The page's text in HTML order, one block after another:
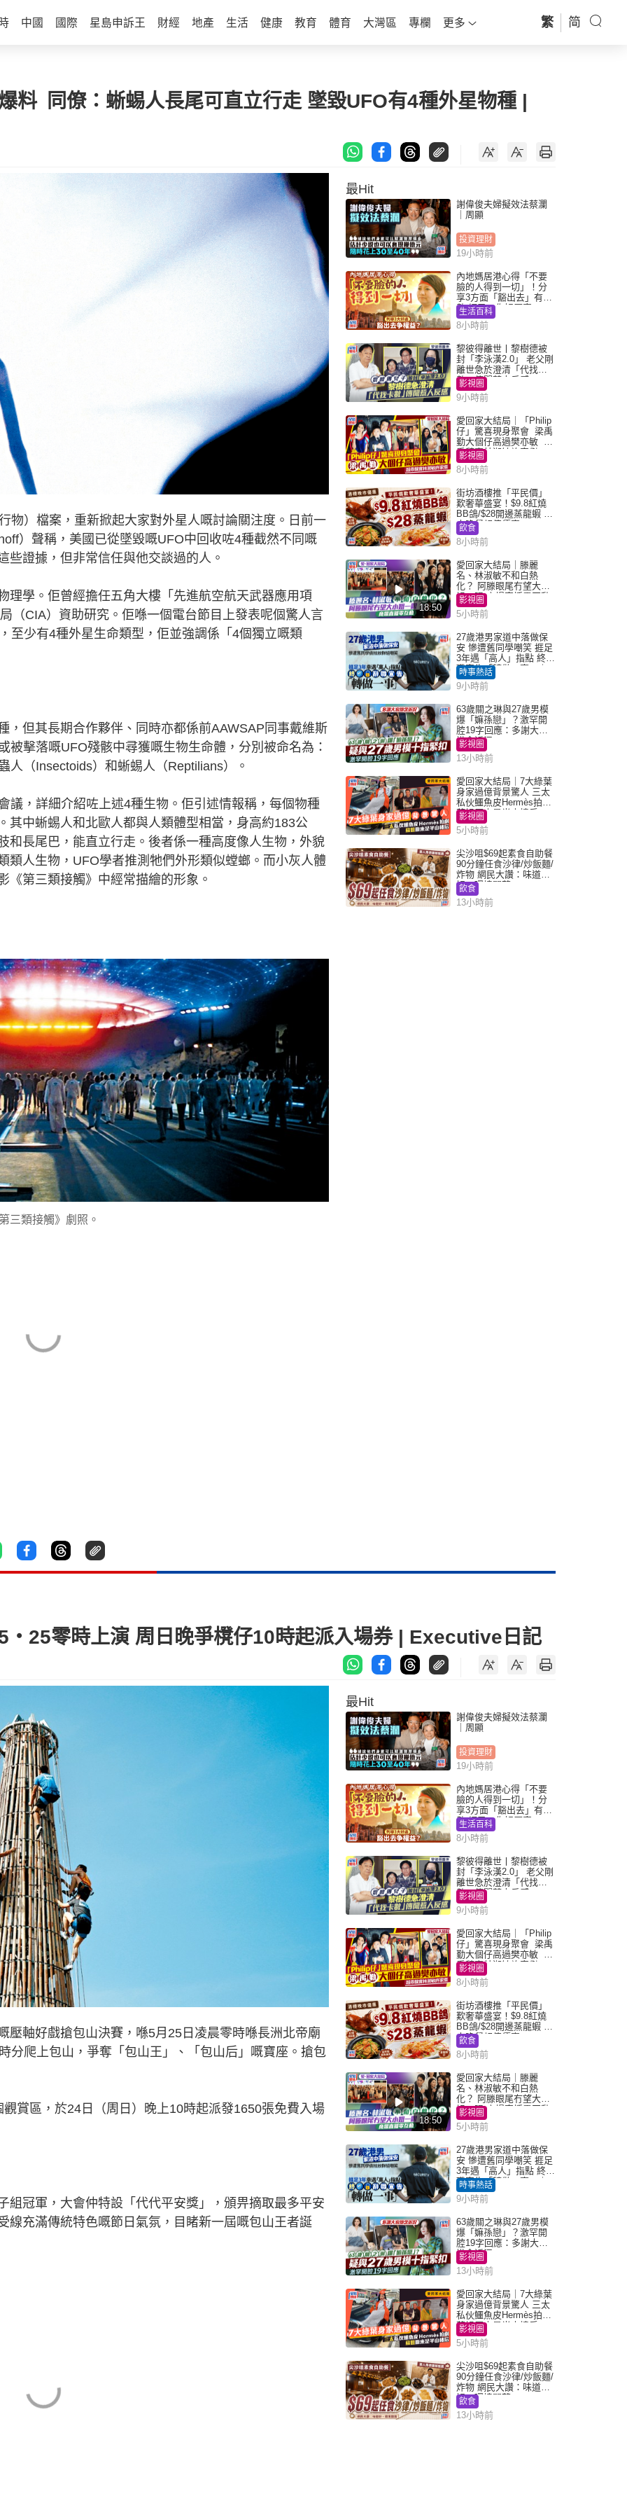
中國 國際 星島申訴王 財經 地產 生活 健康 教育 體育 大灣區 專欄 更多 繁 简
料 同僚：蜥蜴人長尾可直立行走 墜毀UFO有4種外星物種 |
物）檔案，重新掀起大家對外星人嘅討論關注度。日前一
）聲稱，美國已從墜毀嘅UFO中回收咗4種截然不同嘅
些證據，但非常信任與他交談過的人。
。佢曾經擔任五角大樓「先進航空航天武器應用項
（CIA）資助研究。佢喺一個電台節目上發表呢個驚人言
至少有4種外星生命類型，佢並強調係「4個獨立嘅類
其長期合作夥伴、同時亦都係前AAWSAP同事戴維斯
被擊落嘅UFO殘骸中尋獲嘅生物生命體，分別被命名為：
人（Insectoids）和蜥蜴人（Reptilians）。
，詳細介紹咗上述4種生物。佢引述情報稱，每個物種
其中蜥蜴人和北歐人都與人類體型相當，身高約183公
和長尾巴，能直立行走。後者係一種高度像人生物，外貌
類人生物，UFO學者推測牠們外形類似螳螂。而小灰人體
《第三類接觸》中經常描繪的形象。
三類接觸》劇照。
最Hit
謝偉俊夫婦擬效法蔡瀾
｜周顯
投資理財
19小時前
內地媽居港心得「不要
臉的人得到一切」！分
享3方面「豁出去」有著
數 網民：你好厲害
生活百科
8小時前
黎彼得離世丨黎樹德被
封「李泳漢2.0」 老父剛
離世急於澄清「代找卡
數」傳聞惹人反感
影視圈
9小時前
愛回家大結局｜「Philip
仔」驚喜現身聚會 梁禹
勤大個仔高過樊亦敏 超
乖黐實林淑敏許家傑
影視圈
8小時前
街坊酒樓推「平民價」
歎奢華盛宴！$9.8紅燒
BB鴿/$28開邊蒸龍蝦 3
大晚餐超值優惠
飲食
8小時前
18:50
愛回家大結局｜滕麗
名、林淑敏不和白熱
化？ 阿滕眼尾冇望大小
姐一眼 商場直播零互動
影視圈
5小時前
27歲港男家道中落做保
安 慘遭舊同學嘲笑 捱足
3年遇「高人」指點 終辭
職宣告「轉做一事」｜
Juicy叮
時事熱話
9小時前
63歲關之琳與27歲男模
爆「嫲孫戀」？激罕開
腔19字回應：多謝大家
掛念近況
影視圈
13小時前
愛回家大結局｜7大綠葉
身家過億背景驚人 三太
私伙鱷魚皮Hermès拍劇
蘇姐原來是半山樓后
影視圈
5小時前
尖沙咀$69起素食自助餐
90分鐘任食沙律/炒飯麵/
炸物 網民大讚：味道
好，環境闊落
飲食
13小時前
零時上演 周日晚爭櫈仔10時起派入場券 | Executive日記
好戲搶包山決賽，喺5月25日凌晨零時喺長洲北帝廟
分爬上包山，爭奪「包山王」、「包山后」嘅寶座。搶包
區，於24日（周日）晚上10時起派發1650張免費入場
軍，大會仲特設「代代平安獎」，頒畀摘取最多平安
線充滿傳統特色嘅節日氣氛，目睹新一屆嘅包山王者誕
最Hit
謝偉俊夫婦擬效法蔡瀾
｜周顯
投資理財
19小時前
內地媽居港心得「不要
臉的人得到一切」！分
享3方面「豁出去」有著
數 網民：你好厲害
生活百科
8小時前
黎彼得離世丨黎樹德被
封「李泳漢2.0」 老父剛
離世急於澄清「代找卡
數」傳聞惹人反感
影視圈
9小時前
愛回家大結局｜「Philip
仔」驚喜現身聚會 梁禹
勤大個仔高過樊亦敏 超
乖黐實林淑敏許家傑
影視圈
8小時前
街坊酒樓推「平民價」
歎奢華盛宴！$9.8紅燒
BB鴿/$28開邊蒸龍蝦 3
大晚餐超值優惠
飲食
8小時前
18:50
愛回家大結局｜滕麗
名、林淑敏不和白熱
化？ 阿滕眼尾冇望大小
姐一眼 商場直播零互動
影視圈
5小時前
27歲港男家道中落做保
安 慘遭舊同學嘲笑 捱足
3年遇「高人」指點 終辭
職宣告「轉做一事」｜
Juicy叮
時事熱話
9小時前
63歲關之琳與27歲男模
爆「嫲孫戀」？激罕開
腔19字回應：多謝大家
掛念近況
影視圈
13小時前
愛回家大結局｜7大綠葉
身家過億背景驚人 三太
私伙鱷魚皮Hermès拍劇
蘇姐原來是半山樓后
影視圈
5小時前
尖沙咀$69起素食自助餐
90分鐘任食沙律/炒飯麵/
炸物 網民大讚：味道
好，環境闊落
飲食
13小時前